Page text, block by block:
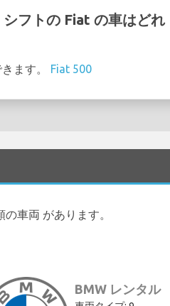
フトの Fiat の車はどれ
ます。 Fiat 500
車両 があります。
BMW レンタル